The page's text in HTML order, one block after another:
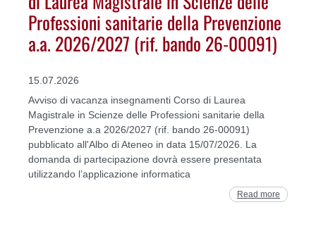
Professioni sanitarie della Prevenzione
a.a. 2026/2027 (rif. bando 26-00091)
15.07.2026
Avviso di vacanza insegnamenti Corso di Laurea
Magistrale in Scienze delle Professioni sanitarie della
Prevenzione a.a 2026/2027 (rif. bando 26-00091)
pubblicato all'Albo di Ateneo in data 15/07/2026. La
domanda di partecipazione dovrà essere presentata
utilizzando l’applicazione informatica
Read more